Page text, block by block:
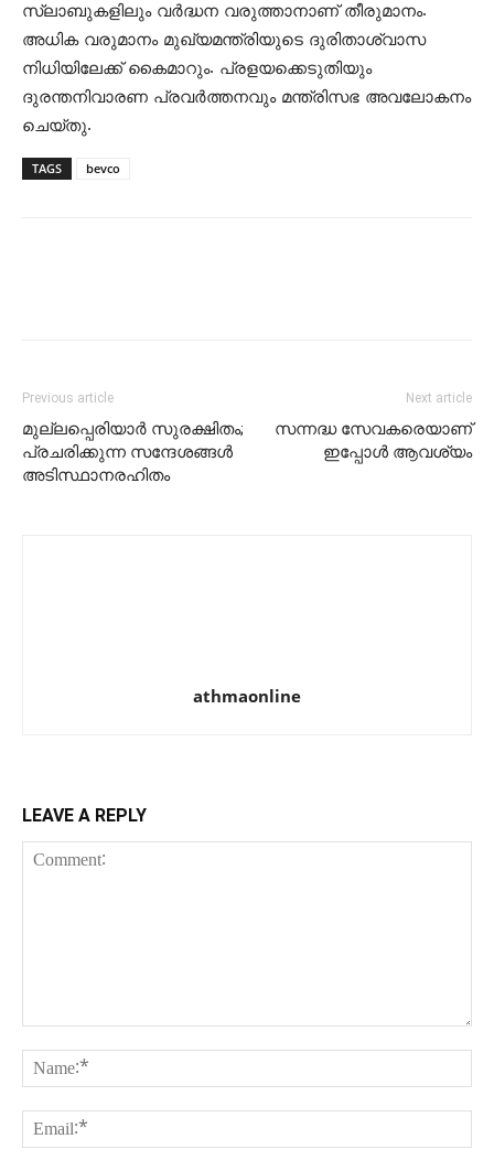
സ്ലാബുകളിലും വര്‍ദ്ധന വരുത്താനാണ് തീരുമാനം.
അധിക വരുമാനം മുഖ്യമന്ത്രിയുടെ ദുരിതാശ്വാസ
നിധിയിലേക്ക് കൈമാറും. പ്രളയക്കെടുതിയും
ദുരന്തനിവാരണ പ്രവര്‍ത്തനവും മന്ത്രിസഭ അവലോകനം
ചെയ്തു.
TAGS bevco
Previous article
മുല്ലപ്പെരിയാര്‍ സുരക്ഷിതം;
പ്രചരിക്കുന്ന സന്ദേശങ്ങള്‍
അടിസ്ഥാനരഹിതം
Next article
സന്നദ്ധ സേവകരെയാണ്
ഇപ്പോള്‍ ആവശ്യം
athmaonline
LEAVE A REPLY